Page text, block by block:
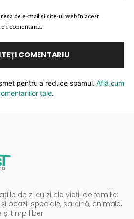
de e-mail și site-ul web în acest
i comentariu.
pentru a reduce spamul. Află cum
tale.
de zi cu zi ale vieții de familie:
ocazii speciale, sarcină, animale,
și timp liber.